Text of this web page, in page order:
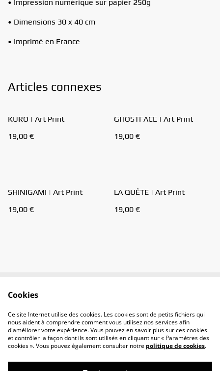
• Impression numérique sur papier 250g
• Dimensions 30 x 40 cm
• Imprimé en France
Articles connexes
KURO | Art Print
19,00 €
GHOSTFACE | Art Print
19,00 €
SHINIGAMI | Art Print
19,00 €
LA QUÊTE | Art Print
19,00 €
Politique de
confidentialité
Politique de cookies
Cookies
Ce site Internet utilise des cookies. Les cookies sont de petits fichiers qui
nous aident à comprendre comment vous utilisez nos services afin
d'améliorer votre expérience. Vous pouvez en savoir plus sur ces cookies
et contrôler la façon dont ils sont utilisés en cliquant sur « Paramètres des
cookies ». Vous pouvez également consulter notre politique de cookies.